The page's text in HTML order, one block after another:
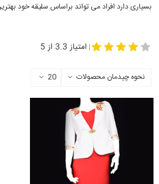
بسیاری دارد افراد می تواند براساس سلیقه خود
| امتیاز 3.3 از 5
نحوه چیدمان محصولات 20